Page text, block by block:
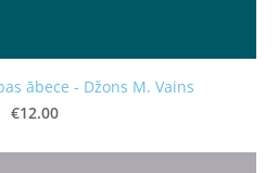
ābece - Džons M. Vains
€12.00